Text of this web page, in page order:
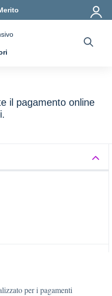
il pagamento online
per i pagamenti